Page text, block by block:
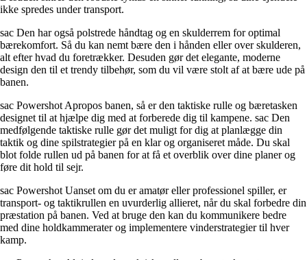
ikke spredes under transport.
sac Den har også polstrede håndtag og en skulderrem for optimal
bærekomfort. Så du kan nemt bære den i hånden eller over skulderen,
alt efter hvad du foretrækker. Desuden gør det elegante, moderne
design den til et trendy tilbehør, som du vil være stolt af at bære ude på
banen.
sac Powershot Apropos banen, så er den taktiske rulle og bæretasken
designet til at hjælpe dig med at forberede dig til kampene. sac Den
medfølgende taktiske rulle gør det muligt for dig at planlægge din
taktik og dine spilstrategier på en klar og organiseret måde. Du skal
blot folde rullen ud på banen for at få et overblik over dine planer og
føre dit hold til sejr.
sac Powershot Uanset om du er amatør eller professionel spiller, er
transport- og taktikrullen en uvurderlig allieret, når du skal forbedre din
præstation på banen. Ved at bruge den kan du kommunikere bedre
med dine holdkammerater og implementere vinderstrategier til hver
kamp.